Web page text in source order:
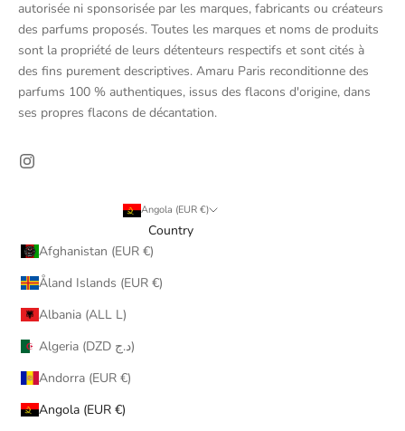
autorisée ni sponsorisée par les marques, fabricants ou créateurs
des parfums proposés. Toutes les marques et noms de produits
sont la propriété de leurs détenteurs respectifs et sont cités à
des fins purement descriptives. Amaru Paris reconditionne des
parfums 100 % authentiques, issus des flacons d'origine, dans
ses propres flacons de décantation.
Angola (EUR €)
Country
Afghanistan (EUR €)
Åland Islands (EUR €)
Albania (ALL L)
Algeria (DZD د.ج)
Andorra (EUR €)
Angola (EUR €)